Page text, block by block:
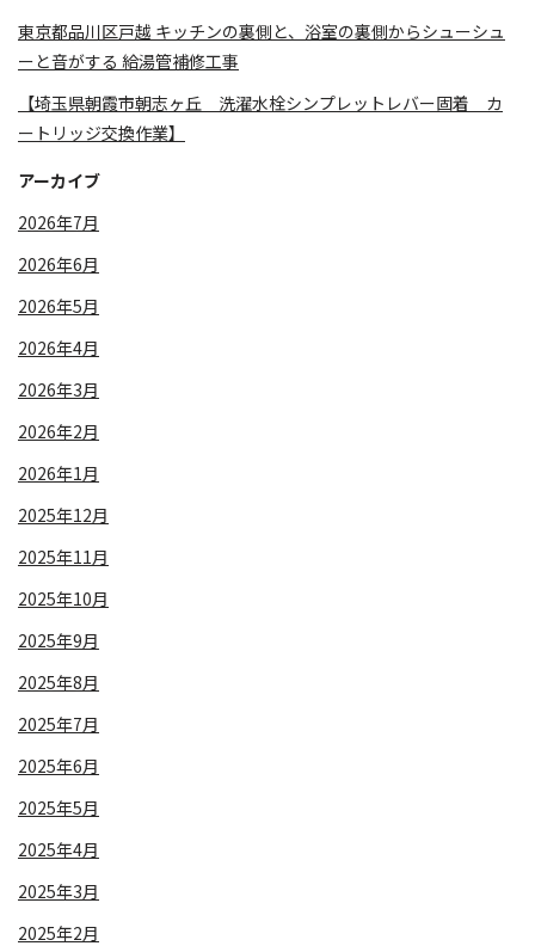
東京都品川区戸越 キッチンの裏側と、浴室の裏側からシューシュ
ーと音がする 給湯管補修工事
【埼玉県朝霞市朝志ヶ丘 洗濯水栓シンプレットレバー固着 カ
ートリッジ交換作業】
アーカイブ
2026年7月
2026年6月
2026年5月
2026年4月
2026年3月
2026年2月
2026年1月
2025年12月
2025年11月
2025年10月
2025年9月
2025年8月
2025年7月
2025年6月
2025年5月
2025年4月
2025年3月
2025年2月